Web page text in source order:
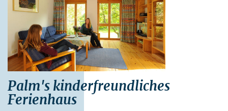
Palm's kinderfreundliches
Ferienhaus